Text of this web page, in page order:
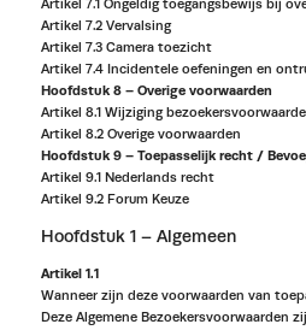
Artikel 7.1 Ongeldig toegangsbewijs bij
Artikel 7.2 Vervalsing
Artikel 7.3 Camera toezicht
Artikel 7.4 Incidentele oefeningen en
Hoofdstuk 8 – Overige voorwaarden
Artikel 8.1 Wijziging
Artikel 8.2 Overige voorwaarden
Hoofdstuk 9 – Toepasselijk recht /
Artikel 9.1 Nederlands recht
Artikel 9.2 Forum Keuze
Hoofdstuk 1 – Algemeen
Artikel 1.1
Wanneer zijn deze voorwaarden van
Deze Algemene Bezoekersvoorwaarden